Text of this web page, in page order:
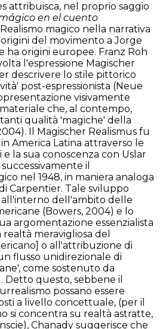
attribuisca, nel proprio saggio
en el cuento
magico nella narrativa
del movimento a Jorge
ha origini europee. Franz Roh
l'espressione Magischer
descrivere lo stile pittorico
post-espressionista (Neue
visivamente
che, al contempo,
qualità 'magiche' della
Il Magischer Realismus fu
America Latina attraverso le
la sua conoscenza con Uslar
il
nel 1948, in maniera analoga
Carpentier. Tale sviluppo
dell'ambito delle
(Bowers, 2004) e lo
argomentazione essenzialista
meravigliosa del
o all'attribuzione di
flusso unidirezionale di
come sostenuto da
Detto questo, sebbene il
possano essere
a livello concettuale, (per il
si concentra su realtà astratte,
Chanady suggerisce che